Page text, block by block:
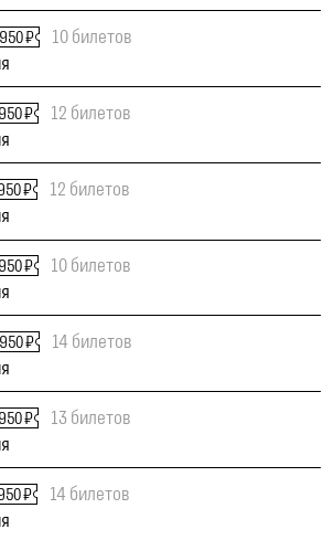
950 ₽
10 билетов
950 ₽
12 билетов
₽
12 билетов
950 ₽
10 билетов
950 ₽
14 билетов
950 ₽
13 билетов
₽
14 билетов